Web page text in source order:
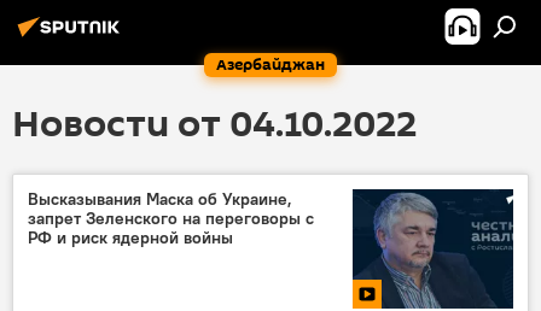
Азербайджан
Новости от 04.10.2022
Высказывания Маска об Украине,
запрет Зеленского на переговоры с
РФ и риск ядерной войны